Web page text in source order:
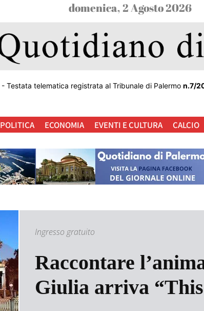
domenica, 2 Agosto 2026
- Testata telematica registrata al Tribunale di Palermo n.7/
POLITICA ECONOMIA EVENTI E CULTURA CALCIO
Ingresso gratuito
Raccontare
Giulia arriva